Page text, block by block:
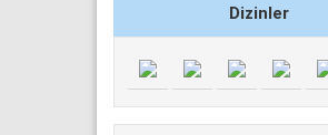
Dizinler